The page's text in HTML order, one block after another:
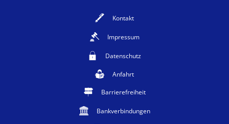
Kontakt
Impressum
Datenschutz
Anfahrt
Barrierefreiheit
Bankverbindungen